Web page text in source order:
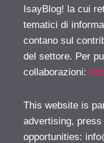
IsayBlog! la cui
tematici di
contano sul
del settore. Per
collaborazioni:
This website is
advertising,
opportunities: